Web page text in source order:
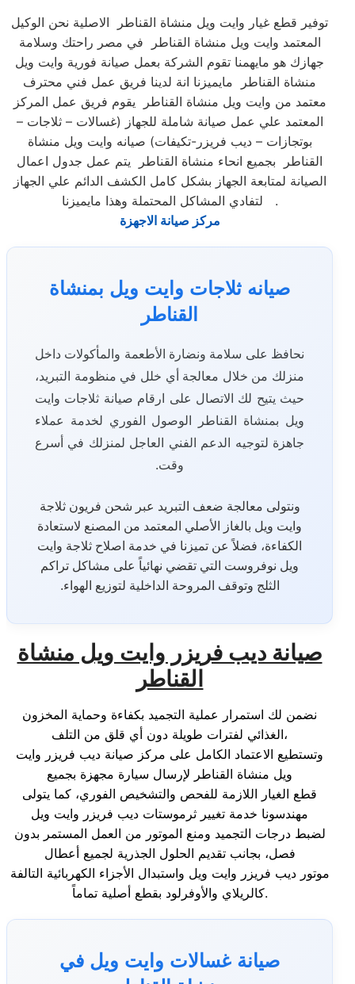
توفير قطع غيار وايت ويل منشاة القناطر الاصلية نحن الوكيل
المعتمد وايت ويل منشاة القناطر في مصر راحتك وسلامة
جهازك هو مايهمنا تقوم الشركة بعمل صيانة فورية وايت ويل
منشاة القناطر مايميزنا انة لدينا فريق عمل فني محترف
معتمد من وايت ويل منشاة القناطر يقوم فريق عمل المركز
المعتمد علي عمل صيانة شاملة للجهاز (غسالات – ثلاجات –
بوتجازات – ديب فريزر-تكيفات) صيانه وايت ويل منشاة
القناطر بجميع انحاء منشاة القناطر يتم عمل جدول اعمال
الصيانة لمتابعة الجهاز بشكل كامل الكشف الدائم علي الجهاز
لتفادي المشاكل المحتملة وهذا مايميزنا .
مركز صيانة الاجهزة
صيانه ثلاجات وايت ويل بمنشاة
القناطر
نحافظ على سلامة ونضارة الأطعمة والمأكولات داخل
منزلك من خلال معالجة أي خلل في منظومة التبريد،
حيث يتيح لك الاتصال على ارقام صيانة ثلاجات وايت
ويل بمنشاة القناطر الوصول الفوري لخدمة عملاء
جاهزة لتوجيه الدعم الفني العاجل لمنزلك في أسرع
وقت.
ونتولى معالجة ضعف التبريد عبر شحن فريون ثلاجة
وايت ويل بالغاز الأصلي المعتمد من المصنع لاستعادة
الكفاءة، فضلاً عن تميزنا في خدمة اصلاح ثلاجة وايت
ويل نوفروست التي تقضي نهائياً على مشاكل تراكم
الثلج وتوقف المروحة الداخلية لتوزيع الهواء.
صيانة ديب فريزر وايت ويل منشاة
القناطر
نضمن لك استمرار عملية التجميد بكفاءة وحماية المخزون
الغذائي لفترات طويلة دون أي قلق من التلف،
وتستطيع الاعتماد الكامل على مركز صيانة ديب فريزر وايت
ويل منشاة القناطر لإرسال سيارة مجهزة بجميع
قطع الغيار اللازمة للفحص والتشخيص الفوري، كما يتولى
مهندسونا خدمة تغيير ثرموستات ديب فريزر وايت ويل
لضبط درجات التجميد ومنع الموتور من العمل المستمر بدون
فصل، بجانب تقديم الحلول الجذرية لجميع أعطال
موتور ديب فريزر وايت ويل واستبدال الأجزاء الكهربائية التالفة
كالريلاي والأوفرلود بقطع أصلية تماماً.
صيانة غسالات وايت ويل في